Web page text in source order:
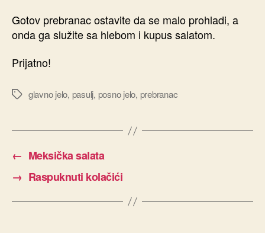
Gotov prebranac ostavite da se malo prohladi, a
onda ga služite sa hlebom i kupus salatom.
Prijatno!
Ознакеglavno jelo, pasulj, posno jelo, prebranac
← Meksička salata
→ Raspuknuti kolačići